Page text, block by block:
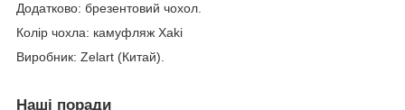
Додатково: брезентовий чохол.
Колір чохла: камуфляж Xaki
Виробник: Zelart (Китай).
Наші поради